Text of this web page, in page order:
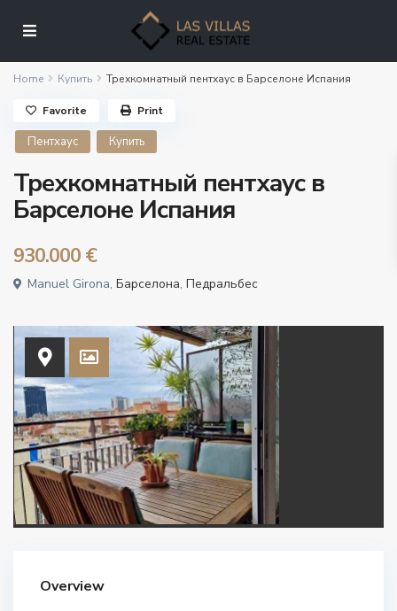
Home Купить Трехкомнатный пентхаус в Барселоне Испания
Пентхаус Купить
Трехкомнатный пентхаус в
Барселоне Испания
930.000 €
Manuel Girona,Барселона,Педральбес
Favorite Print
Overview